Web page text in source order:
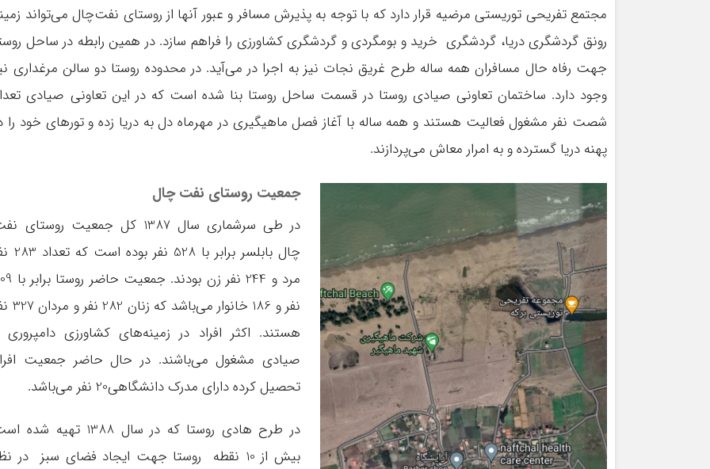
مجتمع تفریحی توریستی مرضیه قرار دارد که با توجه به پذیرش مسافر و عبور آنها از روستای نفت‌چال می‌تواند
رونق گردشگری دریا، گردشگری خرید و بومگردی و گردشگری کشاورزی را فراهم سازد. در همین رابطه در ساحل
جهت رفاه حال مسافران همه ساله طرح غریق نجات نیز به اجرا در می‌آید. در محدوده روستا دو سالن مرغداری
وجود دارد. ساختمان تعاونی صیادی روستا در قسمت ساحل روستا بنا شده است که در این تعاونی صیادی
شصت نفر مشغول فعالیت هستند و همه ساله با آغاز فصل ماهیگیری در مهرماه دل به دریا زده و تورهای خود را
پهنه دریا گسترده و به امرار معاش می‌پردازند.
جمعیت روستای نفت‌ چال
در طی سرشماری سال 1387 کل جمعیت روستای
چال بابلسر
مرد و 244 نفر زن بودند.
نفر و 186
هستند. اکثر افراد در زمینه‌های کشاورزی دامپروری
صیادی مشغول می‌باشند. در حال حاضر جمعیت
تحصیل کرده دارای مدرک دانشگاهی20 نفر می‌باشد.
در طرح هادی روستا که در سال 1388 تهیه
بیش از 10 نقطه روستا جهت ایجاد فضای سبز در